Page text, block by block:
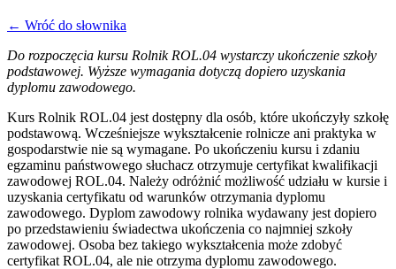
← Wróć do słownika
Do rozpoczęcia kursu Rolnik ROL.04 wystarczy ukończenie szkoły
podstawowej. Wyższe wymagania dotyczą dopiero uzyskania
dyplomu zawodowego.
Kurs Rolnik ROL.04 jest dostępny dla osób, które ukończyły szkołę
podstawową. Wcześniejsze wykształcenie rolnicze ani praktyka w
gospodarstwie nie są wymagane. Po ukończeniu kursu i zdaniu
egzaminu państwowego słuchacz otrzymuje certyfikat kwalifikacji
zawodowej ROL.04. Należy odróżnić możliwość udziału w kursie i
uzyskania certyfikatu od warunków otrzymania dyplomu
zawodowego. Dyplom zawodowy rolnika wydawany jest dopiero
po przedstawieniu świadectwa ukończenia co najmniej szkoły
zawodowej. Osoba bez takiego wykształcenia może zdobyć
certyfikat ROL.04, ale nie otrzyma dyplomu zawodowego.